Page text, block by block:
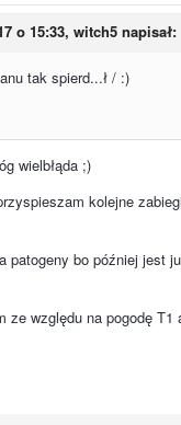
o 15:33, witch5 napisał:
tak spierd...ł / :)
wielbłąda ;)
kolejne
patogeny bo później jest
ze względu na pogodę T1